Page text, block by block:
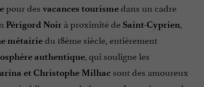
pour des vacances tourismedans un cadre
Périgord Noirà proximité de Saint-Cyprien,
métairiedu 18ème siècle, entièrement
authentique, qui souligne les
et Christophe Milhacsont des amoureux